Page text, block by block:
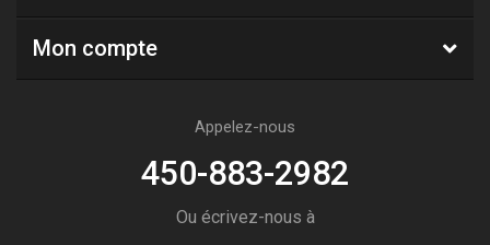
Mon compte
Appelez-nous
450-883-2982
Ou écrivez-nous à